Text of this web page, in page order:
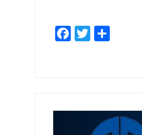
Facebook
Twitter
Share